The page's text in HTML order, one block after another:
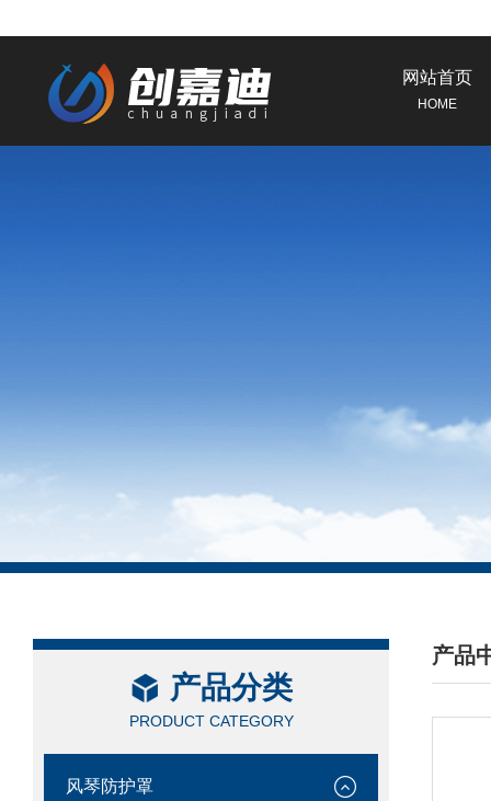
网站首页
HOME
产品分类
PRODUCT CATEGORY
风琴防护罩
产品
/